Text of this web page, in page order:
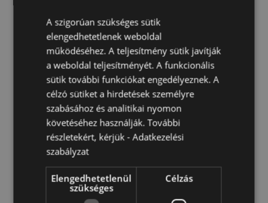
Anyaga:Műanyag (ABS/PS/PET) és Glitter
Termékjellemzők
További
Információ
Magasság 5cm Szélesség 7cm Vastagság 5cm
5055071506024
60
0.115000
Igen
Nem
Nem
Unikornis
A szigorúan szükséges sütik
elengedhetetlenek weboldal
működéséhez. A teljesítmény sütik javítják
a weboldal teljesítményét. A funkcionális
sütik további funkciókat engedélyeznek. A
célzó sütiket a hirdetések személyre
szabásához és analitikai nyomon
követéséhez használják. További
részletekért, kérjük -Adatkezelési
szabályzat
Elengedhetetlenül
szükséges
Célzás